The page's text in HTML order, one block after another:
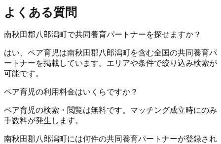
よくある質問
南秋田郡八郎潟町で共同養育パートナーを探せますか？
はい、ペア育児は南秋田郡八郎潟町を含む全国の共同養育パ
ートナーを掲載しています。エリアや条件で絞り込み検索が
可能です。
ペア育児の利用料金はいくらですか？
ペア育児の検索・閲覧は無料です。マッチング成立時にのみ
手数料が発生します。
南秋田郡八郎潟町には何件の共同養育パートナーが登録され